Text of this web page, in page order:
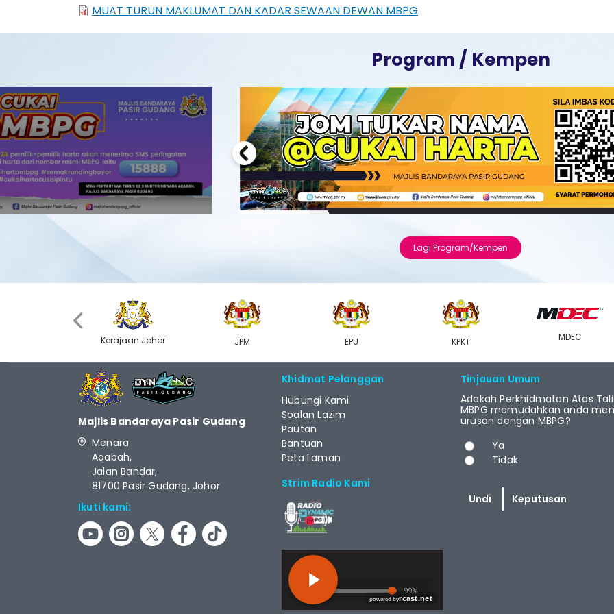
MUAT TURUN MAKLUMAT DAN KADAR SEWAAN DEWAN MBPG
Program / Kempen
Previous
Lagi Program/Kempen
Kerajaan Johor JPM EPU KPKT MDEC
Majlis Bandaraya Pasir Gudang
Menara
Aqabah,
Jalan Bandar,
81700 Pasir Gudang, Johor
Ikuti kami:
Khidmat Pelanggan
Hubungi Kami
Soalan Lazim
Pautan
Bantuan
Peta Laman
Strim Radio Kami
Tinjauan Umum
Adakah Perkhidmatan Atas
MBPG memudahkan anda
urusan dengan MBPG?
Pilihan
Ya
Tidak